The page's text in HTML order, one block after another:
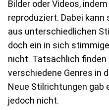
Bilder oder Videos,
reproduziert. Dabei
aus unterschiedlichen
doch ein in sich
nicht. Tatsächlich
verschiedene Genres in
Neue Stilrichtungen gab
jedoch nicht.